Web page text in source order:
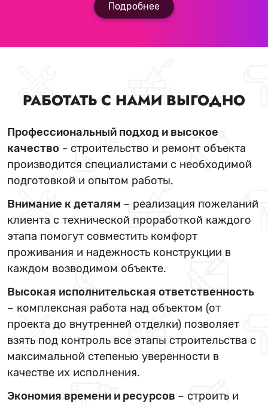
Подробнее
РАБОТАТЬ С НАМИ ВЫГОДНО
Профессиональный подход и высокое
качество - строительство и ремонт объекта
производится специалистами с необходимой
подготовкой и опытом работы.
Внимание к деталям – реализация пожеланий
клиента с технической проработкой каждого
этапа помогут совместить комфорт
проживания и надежность конструкции в
каждом возводимом объекте.
Высокая исполнительская ответственность
– комплексная работа над объектом (от
проекта до внутренней отделки) позволяет
взять под контроль все этапы строительства с
максимальной степенью уверенности в
качестве их исполнения.
Экономия времени и ресурсов – строить и